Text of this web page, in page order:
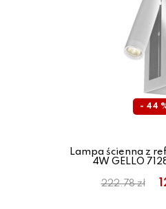
- 44
Lampa ścienna z
4W GELLO
222.78 zł